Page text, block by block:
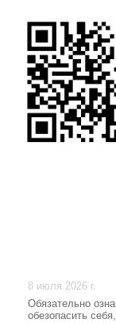
8 июля 2026 г.
Обязательно
обезопасить